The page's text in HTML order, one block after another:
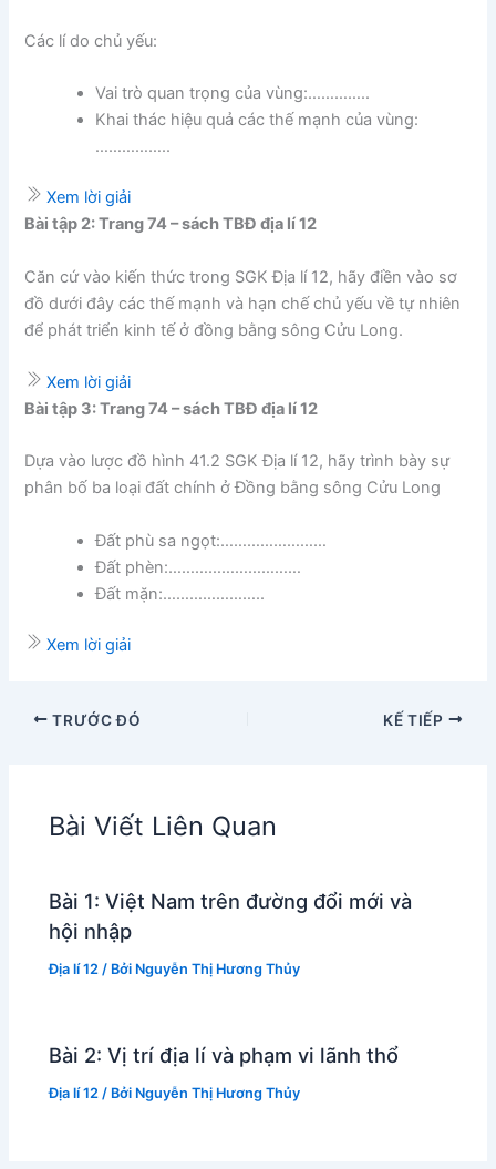
Các lí do chủ yếu:
Vai trò quan trọng của vùng:…………..
Khai thác hiệu quả các thế mạnh của vùng:
……………..
Xem lời giải
Bài tập 2: Trang 74 – sách TBĐ địa lí 12
Căn cứ vào kiến thức trong SGK Địa lí 12, hãy điền vào sơ
đồ dưới đây các thế mạnh và hạn chế chủ yếu về tự nhiên
để phát triển kinh tế ở đồng bằng sông Cửu Long.
Xem lời giải
Bài tập 3: Trang 74 – sách TBĐ địa lí 12
Dựa vào lược đồ hình 41.2 SGK Địa lí 12, hãy trình bày sự
phân bố ba loại đất chính ở Đồng bằng sông Cửu Long
Đất phù sa ngọt:……………………
Đất phèn:…………………………
Đất mặn:…………………..
Xem lời giải
TRƯỚC ĐÓ KẾ TIẾP
Bài Viết Liên Quan
Bài 1: Việt Nam trên đường đổi mới và
hội nhập
Địa lí 12 / Bởi Nguyễn Thị Hương Thủy
Bài 2: Vị trí địa lí và phạm vi lãnh thổ
Địa lí 12 / Bởi Nguyễn Thị Hương Thủy